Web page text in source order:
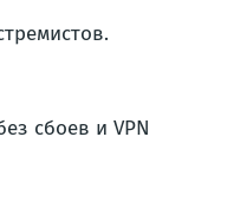
сбоев и VPN